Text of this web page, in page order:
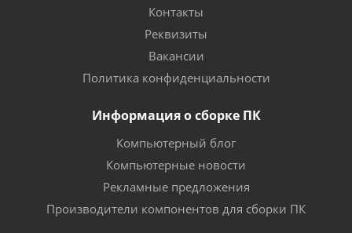
Контакты
Реквизиты
Вакансии
Политика конфиденциальности
Информация о сборке ПК
Компьютерный блог
Компьютерные новости
Рекламные предложения
Производители компонентов для сборки ПК